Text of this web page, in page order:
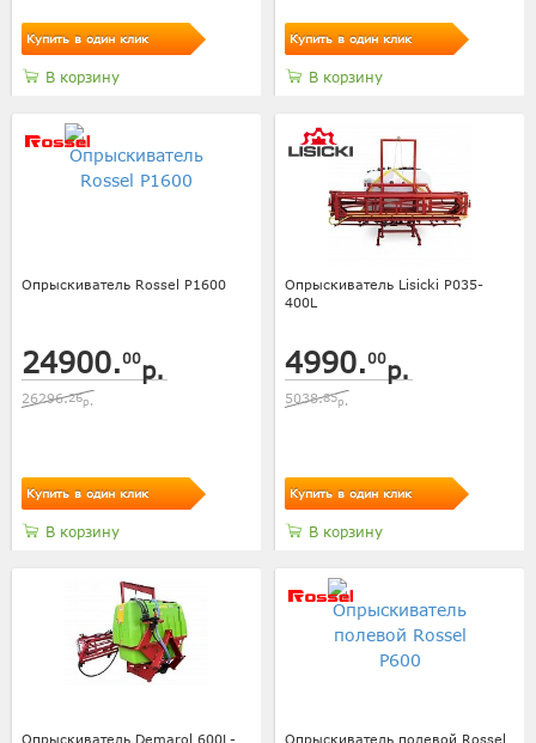
Купить в один клик
В корзину
Купить в один клик
В корзину
Опрыскиватель Rossel P1600
24900.00р.
26296.26р.
Купить в один клик
В корзину
Опрыскиватель Lisicki P035-
400L
4990.00р.
5038.85р.
Купить в один клик
В корзину
Опрыскиватель Demarol 600L-
Опрыскиватель полевой Rossel